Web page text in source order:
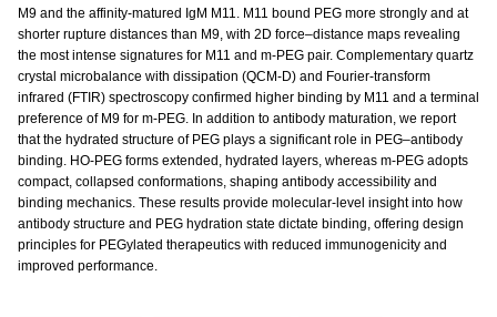
M9 and the affinity-matured IgM M11. M11 bound PEG more strongly and at
shorter rupture distances than M9, with 2D force–distance maps revealing
the most intense signatures for M11 and m-PEG pair. Complementary quartz
crystal microbalance with dissipation (QCM-D) and Fourier-transform
infrared (FTIR) spectroscopy confirmed higher binding by M11 and a terminal
preference of M9 for m-PEG. In addition to antibody maturation, we report
that the hydrated structure of PEG plays a significant role in PEG–antibody
binding. HO-PEG forms extended, hydrated layers, whereas m-PEG adopts
compact, collapsed conformations, shaping antibody accessibility and
binding mechanics. These results provide molecular-level insight into how
antibody structure and PEG hydration state dictate binding, offering design
principles for PEGylated therapeutics with reduced immunogenicity and
improved performance.